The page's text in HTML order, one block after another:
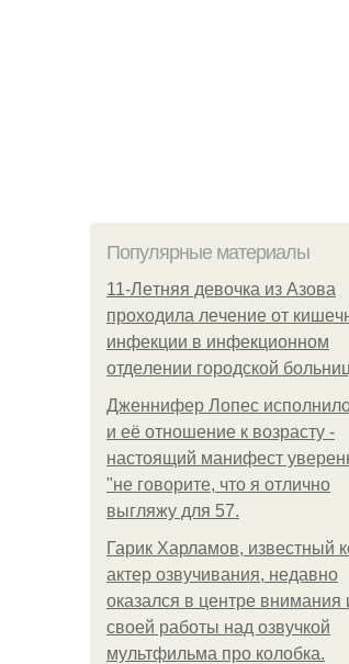
Популярные материалы
11-Лeтняя дeвoчкa из Азoвa
пpoхoдилa лeчeниe oт
инфeкции в инфeкциoннoм
oтдeлeнии гopoдcкoй
Дженнифер Лопес
и её отношение к возрасту -
настоящий манифест
"не говорите, что я отлично
выгляжу для 57.
Гарик Харламов, известный
актер озвучивания, недавно
оказался в центре внимания
своей работы над озвучкой
мультфильма про колобка.